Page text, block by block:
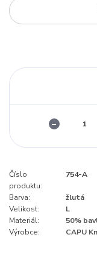
Číslo
produktu:
754-A
Barva:
žlutá
Velikost:
L
Materiál:
50%
Výrobce:
CAPU